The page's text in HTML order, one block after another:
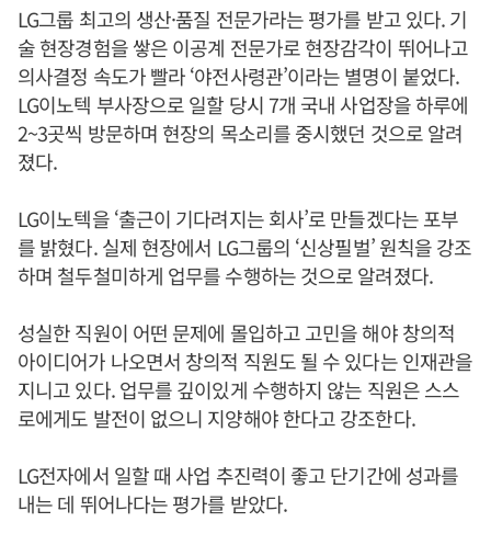
LG그룹 최고의 생산·품질 전문가라는 평가를 받고 있다. 기
술 현장경험을 쌓은 이공계 전문가로 현장감각이 뛰어나고
의사결정 속도가 빨라 ‘야전사령관’이라는 별명이 붙었다.
LG이노텍 부사장으로 일할 당시 7개 국내 사업장을 하루에
2~3곳씩 방문하며 현장의 목소리를 중시했던 것으로 알려
졌다.
LG이노텍을 ‘출근이 기다려지는 회사’로 만들겠다는 포부
를 밝혔다. 실제 현장에서 LG그룹의 ‘신상필벌’ 원칙을 강조
하며 철두철미하게 업무를 수행하는 것으로 알려졌다.
성실한 직원이 어떤 문제에 몰입하고 고민을 해야 창의적
아이디어가 나오면서 창의적 직원도 될 수 있다는 인재관을
지니고 있다. 업무를 깊이있게 수행하지 않는 직원은 스스
로에게도 발전이 없으니 지양해야 한다고 강조한다.
LG전자에서 일할 때 사업 추진력이 좋고 단기간에 성과를
내는 데 뛰어나다는 평가를 받았다.